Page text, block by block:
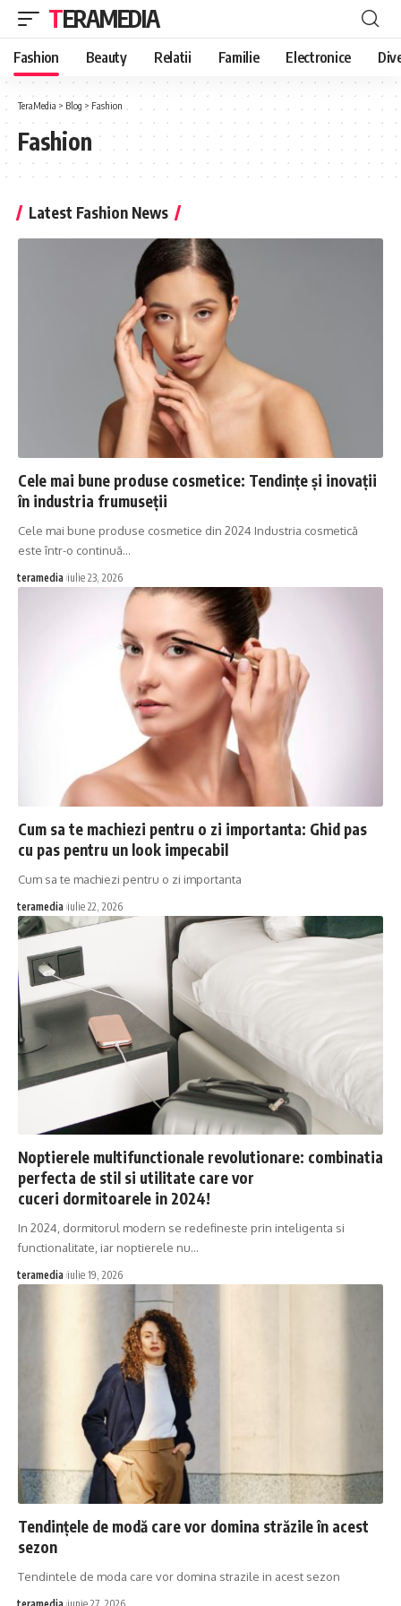
TERAMEDIA
Fashion Beauty Relatii Familie Electronice
TeraMedia > Blog > Fashion
Fashion
Latest Fashion News
Cele mai bune produse cosmetice: Tendințe și inovații
în industria frumuseții
Cele mai bune produse cosmetice din 2024 Industria cosmetică
este într-o continuă…
teramedia iulie 23, 2026
Cum sa te machiezi pentru o zi importanta: Ghid pas
cu pas pentru un look impecabil
Cum sa te machiezi pentru o zi importanta
teramedia iulie 22, 2026
Noptierele multifunctionale revolutionare: combinatia
perfecta de stil si utilitate care vor
cuceri dormitoarele in 2024!
In 2024, dormitorul modern se redefineste prin inteligenta si
functionalitate, iar noptierele nu…
teramedia iulie 19, 2026
Tendințele de modă care vor domina străzile în acest
sezon
Tendintele de moda care vor domina strazile in acest sezon